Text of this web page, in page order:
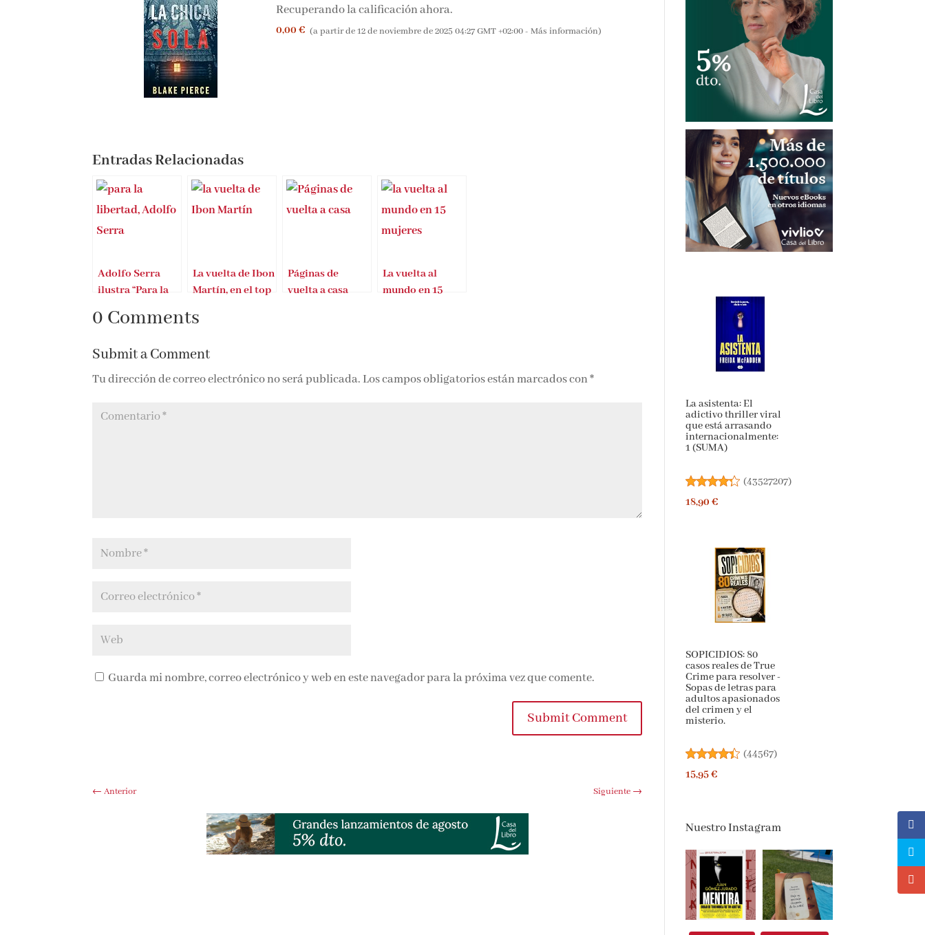
Recuperando la calificación ahora.
0,00 € (a partir de 12 de noviembre de 2025 04:27 GMT +02:00 -Más información)
Entradas Relacionadas
Adolfo Serra
ilustra “Para la
La vuelta de Ibon
Martín, en el top
Páginas de
vuelta a casa
La vuelta al
mundo en 15
0 Comments
Submit a Comment
Tu dirección de correo electrónico no será publicada.Los campos obligatorios están marcados con*
Guarda mi nombre, correo electrónico y web en este navegador para la próxima vez que comente.
Submit Comment
← Anterior Siguiente→
La asistenta: El
adictivo thriller
viral que está
arrasando
internacionalmente:
1 (SUMA)
( 43527207)
18,90 €
SOPICIDIOS: 80
casos reales de True
Crime para resolver -
Sopas de letras para
adultos apasionados
del crimen y el
misterio.
( 44567)
15,95 €
Nuestro Instagram